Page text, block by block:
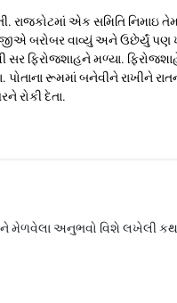
રાજકોટમાં એક સમિતિ નિમાઇ
બરોબર વાવ્યું અને ઉછેર્યું પણ
ફિરોજશાહને મળ્યા. ફિરોજશાહે
રૂમમાં બનેવીને રાખીને
રોકી દેતા.
મેળવેલા અનુભવો વિશે લખેલી